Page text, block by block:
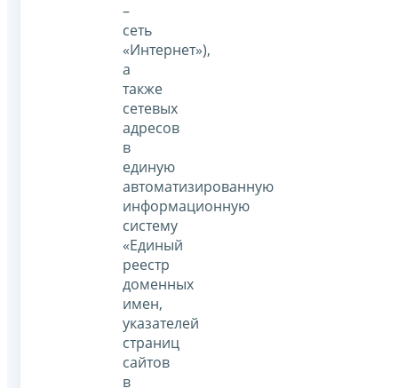
–
сеть
«Интернет»),
а
также
сетевых
адресов
в
единую
автоматизированную
информационную
систему
«Единый
реестр
доменных
имен,
указателей
страниц
сайтов
в